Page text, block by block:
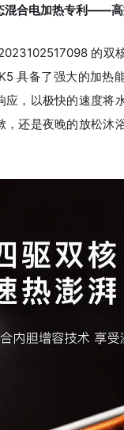
混合电加热专利——高
的双
具备了强大的加热
，以极快的速度将
，还是夜晚的放松沐